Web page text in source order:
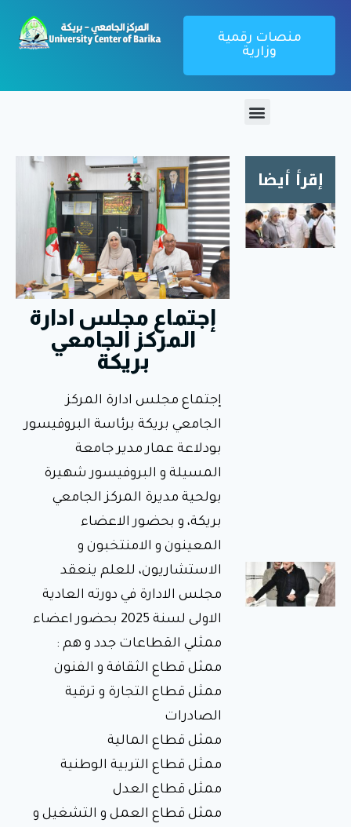
منصات رقمية
وزارية
إقرأ أيضا
زيارة
ميدانية
لمطعم
الإقامة
الجامعية
1000
سرير
وجبة
الإفطار
في إطار
متابعة وضعية
الإطعام
مستوى
الجامعية،
تدشين
المكتبة
الرقمية
الخدمة
بالمركز
الجامعي
في إطار تنفيذ
الوزارة
الهادفة إلى
تعزيز الرقمنة
إجتماع مجلس ادارة
المركز الجامعي
بريكة
إجتماع مجلس ادارة المركز
الجامعي بريكة برئاسة البروفيسور
بودلاعة عمار مدير جامعة
المسيلة و البروفيسور شهيرة
بولحية مديرة المركز الجامعي
بريكة، و بحضور الاعضاء
المعينون و الامنتخبون و
الاستشاريون، للعلم ينعقد
مجلس الادارة في دورته العادية
الاولى لسنة 2025 بحضور اعضاء
ممثلي القطاعات جدد و هم :
ممثل قطاع الثقافة و الفنون
ممثل قطاع التجارة و ترقية
الصادرات
ممثل قطاع المالية
ممثل قطاع التربية الوطنية
ممثل قطاع العدل
ممثل قطاع العمل و التشغيل و